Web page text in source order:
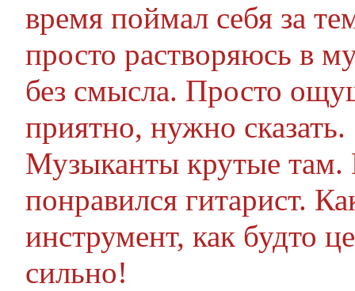
время поймал себя за
просто растворяюсь в
без смысла. Просто
приятно, нужно сказать.
Музыканты крутые
понравился гитарист.
инструмент, как будто
сильно!